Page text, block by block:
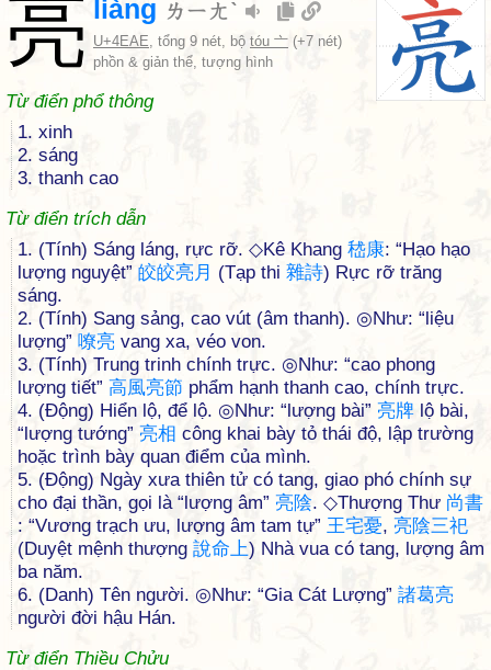
亮 liàng ㄌㄧㄤˋ
U+4EAE, tổng 9 nét, bộ tóu 亠 (+7 nét)
phồn & giản thể, tượng hình
Từ điển phổ thông
1. xinh
2. sáng
3. thanh cao
Từ điển trích dẫn
1. (Tính) Sáng láng, rực rỡ. ◇Kê Khang 嵇康: “Hạo hạo
lượng nguyệt” 皎皎亮 月 (Tạp thi 雜詩) Rực rỡ trăng
sáng.
2. (Tính) Sang sảng, cao vút (âm thanh). ◎Như: “liệu
lượng” 嘹亮 vang xa, véo von.
3. (Tính) Trung trinh chính trực. ◎Như: “cao phong
lượng tiết” 高風亮節 phẩm hạnh thanh cao, chính trực.
4. (Động) Hiển lộ, để lộ. ◎Như: “lượng bài” 亮牌 lộ bài,
“lượng tướng” 亮相 công khai bày tỏ thái độ, lập trường
hoặc trình bày quan điểm của mình.
5. (Động) Ngày xưa thiên tử có tang, giao phó chính sự
cho đại thần, gọi là “lượng âm” 亮陰. ◇Thượng Thư 尚書
: “Vương trạch ưu, lượng âm tam tự” 王宅憂, 亮陰三祀
(Duyệt mệnh thượng 說命上) Nhà vua có tang, lượng âm
ba năm.
6. (Danh) Tên người. ◎Như: “Gia Cát Lượng” 諸葛亮
người đời hậu Hán.
Từ điển Thiều Chửu